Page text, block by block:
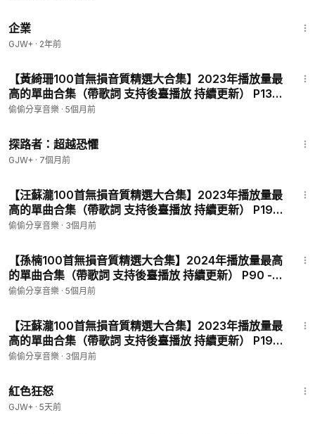
企業
GJW+ · 2年前
【黃綺珊100首無損音質精選大合集】2023年播放量最
高的單曲合集（帶歌詞 支持後臺播放 持續更新） P133
- 自己
偷偷分享音樂 · 5個月前
探路者：超越恐懼
GJW+ · 7個月前
【汪蘇瀧100首無損音質精選大合集】2023年播放量最
高的單曲合集（帶歌詞 支持後臺播放 持續更新） P191
- 左手右手
偷偷分享音樂 · 3個月前
【孫楠100首無損音質精選大合集】2024年播放量最高
的單曲合集（帶歌詞 支持後臺播放 持續更新） P90 -
卓瑪拉
偷偷分享音樂 · 5個月前
【汪蘇瀧100首無損音質精選大合集】2023年播放量最
高的單曲合集（帶歌詞 支持後臺播放 持續更新） P193
- 醉拳
偷偷分享音樂 · 3個月前
紅色狂怒
GJW+ · 5天前